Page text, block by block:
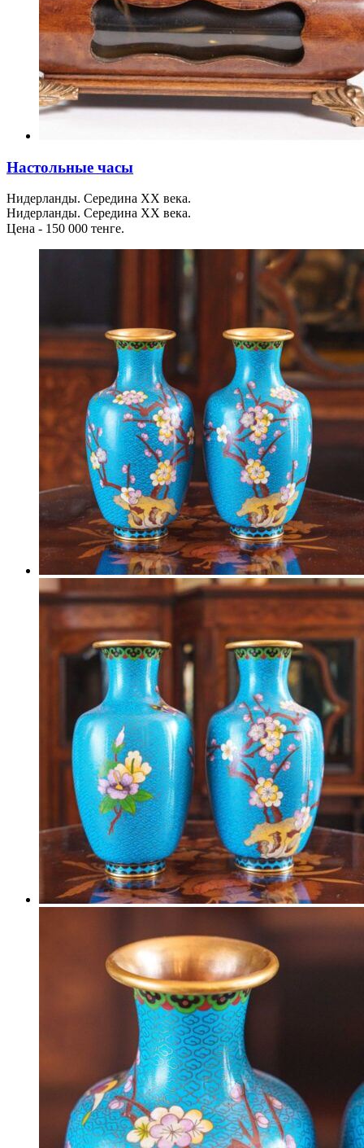
Настольные часы
Нидерланды. Середина XX века.
Нидерланды. Середина XX века.
Цена - 150 000 тенге.⠀